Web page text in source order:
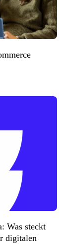
Was steckt
digitalen